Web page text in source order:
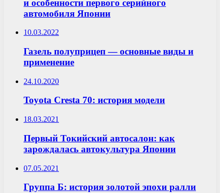
и особенности первого серийного
автомобиля Японии
10.03.2022
Газель полуприцеп — основные виды и
применение
24.10.2020
Toyota Cresta 70: история модели
18.03.2021
Первый Токийский автосалон: как
зарождалась автокультура Японии
07.05.2021
Группа Б: история золотой эпохи ралли